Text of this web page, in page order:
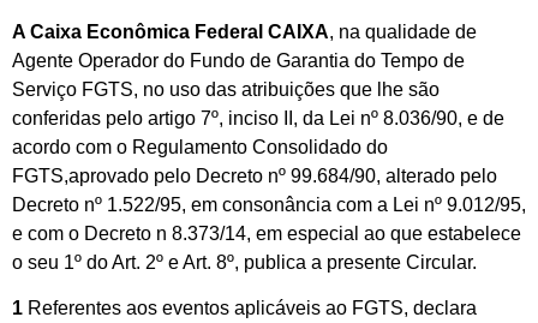
A Caixa Econômica Federal CAIXA, na qualidade de
Agente Operador do Fundo de Garantia do Tempo de
Serviço FGTS, no uso das atribuições que lhe são
conferidas pelo artigo 7º, inciso II, da Lei nº 8.036/90, e de
acordo com o Regulamento Consolidado do
FGTS,aprovado pelo Decreto nº 99.684/90, alterado pelo
Decreto nº 1.522/95, em consonância com a Lei nº 9.012/95,
e com o Decreto n 8.373/14, em especial ao que estabelece
o seu 1º do Art. 2º e Art. 8º, publica a presente Circular.
1 Referentes aos eventos aplicáveis ao FGTS, declara